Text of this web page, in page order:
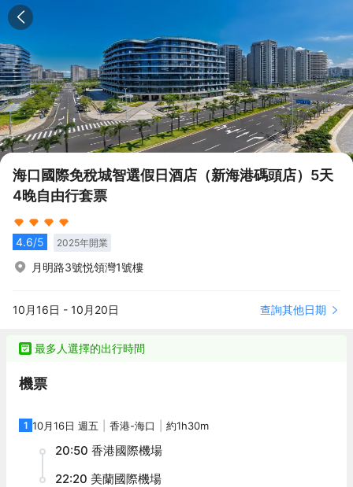
海口國際免稅城智選假日酒店（新海港碼頭店）5天
4晚自由行套票
4.6/5 2025年開業
月明路3號悦領灣1號樓
10月16日 - 10月20日 查詢其他日期
最多人選擇的出行時間
機票
1 10月16日 週五 香港-海口 約1h30m
20:50 香港國際機場
22:20 美蘭國際機場